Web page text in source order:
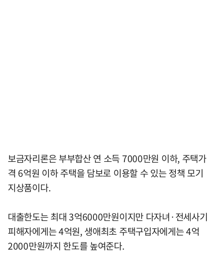
보금자리론은 부부합산 연 소득 7000만원 이하, 주택가
격 6억원 이하 주택을 담보로 이용할 수 있는 정책 모기
지상품이다.
대출한도는 최대 3억6000만원이지만 다자녀·전세사기
피해자에게는 4억원, 생애최초 주택구입자에게는 4억
2000만원까지 한도를 높여준다.